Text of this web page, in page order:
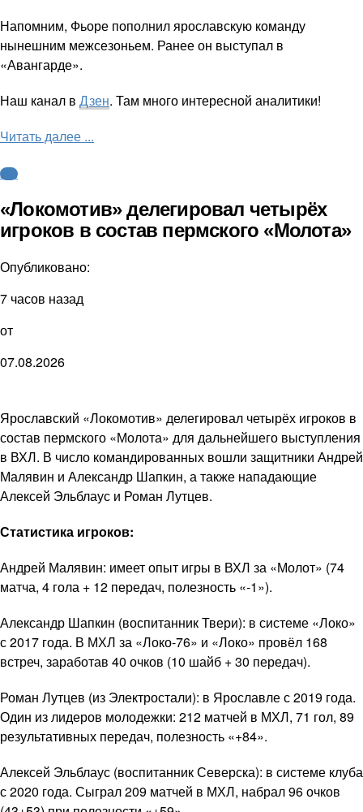
Напомним, Фьоре пополнил ярославскую команду
нынешним межсезоньем. Ранее он выступал в
«Авангарде».
Наш канал в Дзен. Там много интересной аналитики!
Читать далее ...
КХЛ
«Локомотив» делегировал четырёх
игроков в состав пермского «Молота»
Опубликовано:
7 часов назад
от
07.08.2026
Ярославский «Локомотив» делегировал четырёх игроков в
состав пермского «Молота» для дальнейшего выступления
в ВХЛ. В число командированных вошли защитники Андрей
Малявин и Александр Шапкин, а также нападающие
Алексей Эльблаус и Роман Лутцев.
Статистика игроков:
Андрей Малявин: имеет опыт игры в ВХЛ за «Молот» (74
матча, 4 гола + 12 передач, полезность «-1»).
Александр Шапкин (воспитанник Твери): в системе «Локо»
с 2017 года. В МХЛ за «Локо-76» и «Локо» провёл 168
встреч, заработав 40 очков (10 шайб + 30 передач).
Роман Лутцев (из Электростали): в Ярославле с 2019 года.
Один из лидеров молодежки: 212 матчей в МХЛ, 71 гол, 89
результативных передач, полезность «+84».
Алексей Эльблаус (воспитанник Северска): в системе клуба
с 2020 года. Сыграл 209 матчей в МХЛ, набрал 96 очков